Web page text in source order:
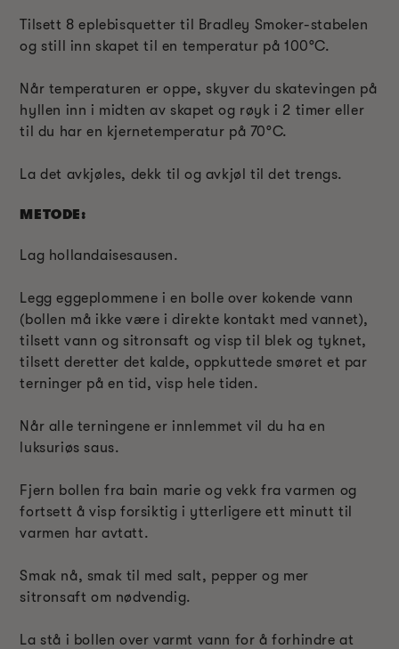
Tilsett 8 eplebisquetter til Bradley Smoker-stabelen
og still inn skapet til en temperatur på 100°C.
Når temperaturen er oppe, skyver du skatevingen på
hyllen inn i midten av skapet og røyk i 2 timer eller
til du har en kjernetemperatur på 70°C.
La det avkjøles, dekk til og avkjøl til det trengs.
METODE:
Lag hollandaisesausen.
Legg eggeplommene i en bolle over kokende vann
(bollen må ikke være i direkte kontakt med vannet),
tilsett vann og sitronsaft og visp til blek og tyknet,
tilsett deretter det kalde, oppkuttede smøret et par
terninger på en tid, visp hele tiden.
Når alle terningene er innlemmet vil du ha en
luksuriøs saus.
Fjern bollen fra bain marie og vekk fra varmen og
fortsett å visp forsiktig i ytterligere ett minutt til
varmen har avtatt.
Smak nå, smak til med salt, pepper og mer
sitronsaft om nødvendig.
La stå i bollen over varmt vann for å forhindre at